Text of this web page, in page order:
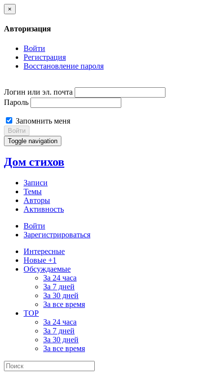
×
Авторизация
Войти
Регистрация
Восстановление пароля
Логин или эл. почта
Пароль
Запомнить меня
Войти
Toggle navigation
Дом стихов
Записи
Темы
Авторы
Активность
Войти
Зарегистрироваться
Интересные
Новые +1
Обсуждаемые
За 24 часа
За 7 дней
За 30 дней
За все время
TOP
За 24 часа
За 7 дней
За 30 дней
За все время